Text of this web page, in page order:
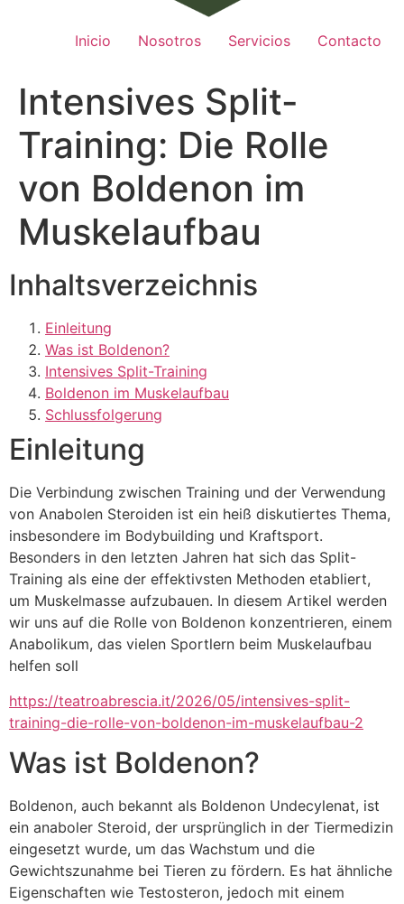
Inicio Nosotros Servicios Contacto
Intensives Split-
Training: Die Rolle
von Boldenon im
Muskelaufbau
Inhaltsverzeichnis
Einleitung
Was ist Boldenon?
Intensives Split-Training
Boldenon im Muskelaufbau
Schlussfolgerung
Einleitung
Die Verbindung zwischen Training und der Verwendung
von Anabolen Steroiden ist ein heiß diskutiertes Thema,
insbesondere im Bodybuilding und Kraftsport.
Besonders in den letzten Jahren hat sich das Split-
Training als eine der effektivsten Methoden etabliert,
um Muskelmasse aufzubauen. In diesem Artikel werden
wir uns auf die Rolle von Boldenon konzentrieren, einem
Anabolikum, das vielen Sportlern beim Muskelaufbau
helfen soll
https://teatroabrescia.it/2026/05/intensives-split-
training-die-rolle-von-boldenon-im-muskelaufbau-2
Was ist Boldenon?
Boldenon, auch bekannt als Boldenon Undecylenat, ist
ein anaboler Steroid, der ursprünglich in der Tiermedizin
eingesetzt wurde, um das Wachstum und die
Gewichtszunahme bei Tieren zu fördern. Es hat ähnliche
Eigenschaften wie Testosteron, jedoch mit einem